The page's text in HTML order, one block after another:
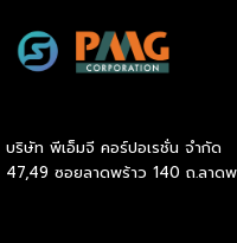
ความรู้โดยผู้ทรงคุณวุฒิคับคั่
และต่างประเทศ งานจัดต่อ
ธุรกิจการค้า กระทรวงพาณิ
Thailand & Thailand
บริษัท พีเอ็มจี คอร์ปอเรชั่น จำกัด
47,49 ซอยลาดพร้าว 140 ถ.ลาด